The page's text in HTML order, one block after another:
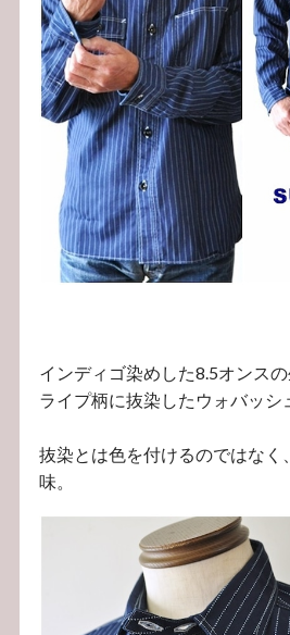
インディゴ染めした8.5オンス
ライプ柄に抜染したウォバッシ
抜染とは色を付けるのではなく
味。